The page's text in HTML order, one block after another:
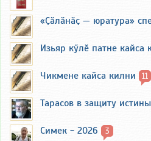
«Ҫӑлӑнӑҫ — юратура»
Изьяр кӳлӗ патне кайса
Чикмене кайса килни 11
Тарасов в защиту истины
Симек - 2026 3